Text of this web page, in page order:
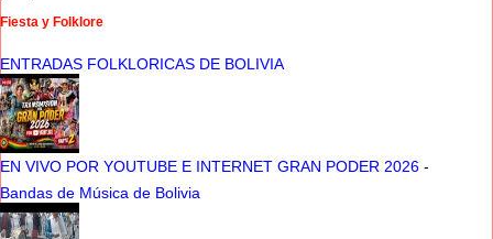
Fiesta y Folklore
ENTRADAS FOLKLORICAS DE BOLIVIA
EN VIVO POR YOUTUBE E INTERNET GRAN PODER 2026 -
Bandas de Música de Bolivia